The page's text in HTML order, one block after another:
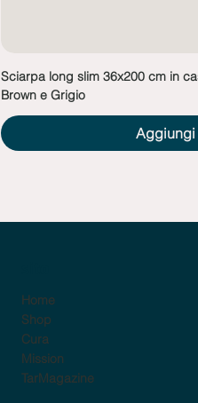
Sciarpa long slim 36x200 cm in
Brown e Grigio
Aggiungi
Home
Shop
Cura
Mission
TarMagazine